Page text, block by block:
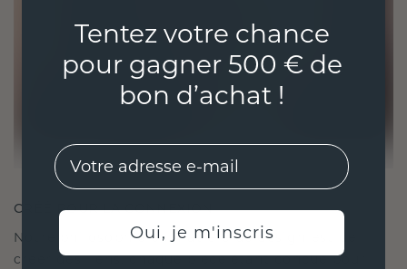
CRÉÉ POUR LA CONNEXION
Notre philosophie en matière de design est de
créer des liens, chaque pièce étant conçue pour
Tentez votre chance
pour gagner 500 € de
bon d’achat !
EMail
Oui, je m'inscris